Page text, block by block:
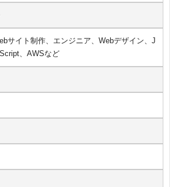
サイト制作、エンジニア、Webデザイン、J
、AWSなど